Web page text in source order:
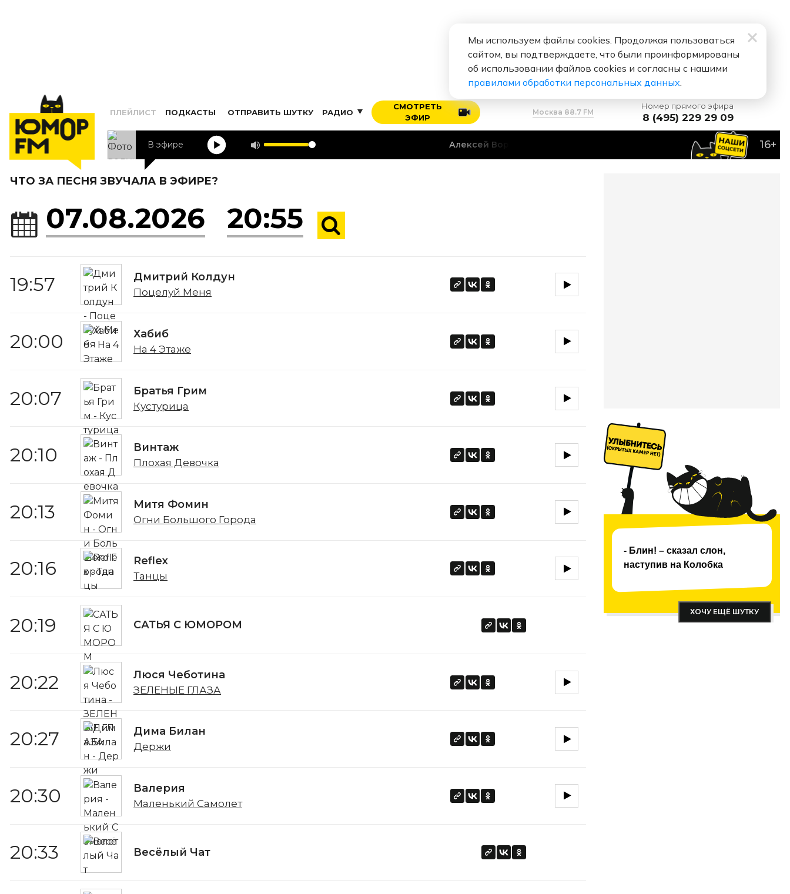
ПЛЕЙЛИСТ ПОДКАСТЫ ОТПРАВИТЬ ШУТКУ РАДИО
СМОТРЕТЬ
ЭФИР
Москва 88.7 FM
Номер прямого эфира
8 (495) 229 29 09
В эфире Алексей Воробьев 16+
ЧТО ЗА ПЕСНЯ ЗВУЧАЛА В ЭФИРЕ?
19:57 Дмитрий Колдун
Поцелуй Меня
20:00 Хабиб
На 4 Этаже
20:07 Братья Грим
Кустурица
20:10 Винтаж
Плохая Девочка
20:13 Митя Фомин
Огни Большого Города
20:16 Reflex
Танцы
20:19 САТЬЯ С ЮМОРОМ
20:22 Люся Чеботина
ЗЕЛЕНЫЕ ГЛАЗА
20:27 Дима Билан
Держи
20:30 Валерия
Маленький Самолет
20:33 Весёлый Чат
- Блин! – сказал слон,
наступив на Колобка
ХОЧУ ЕЩЁ ШУТКУ
Мы используем файлы cookies. Продолжая пользоваться
сайтом, вы подтверждаете, что были проинформированы
об использовании файлов cookies и согласны с нашими
правилами обработки персональных данных.